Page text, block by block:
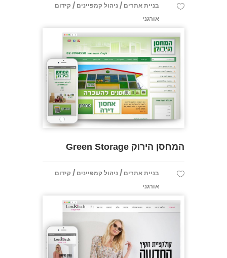
בניית אתרים / ניהול קמפיינים / קידום
אורגני
המחסן הירוק Green Storage
בניית אתרים / ניהול קמפיינים / קידום
אורגני